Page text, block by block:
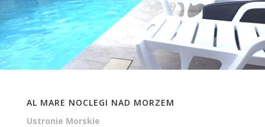
AL MARE NOCLEGI NAD MORZEM
Ustronie Morskie